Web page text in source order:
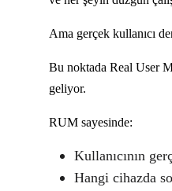
Ama gerçek kullanıcı
Bu noktada Real User
geliyor.
RUM sayesinde:
Kullanıcının
Hangi cihazda